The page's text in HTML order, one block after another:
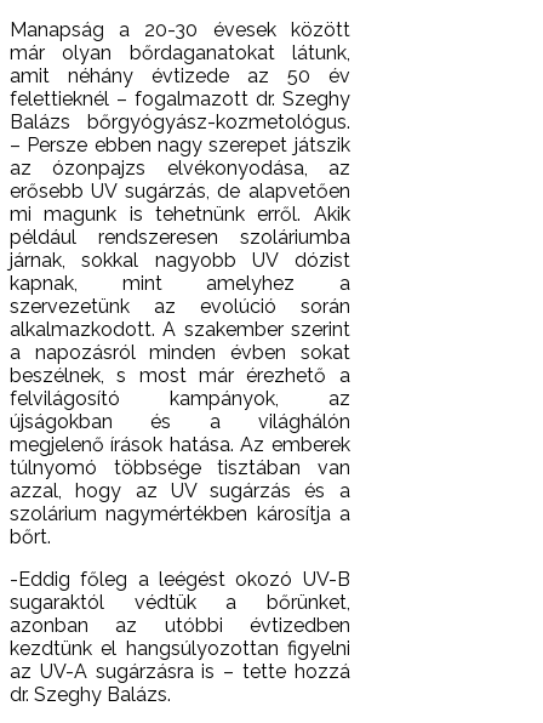
Manapság a 20-30 évesek között
már olyan bőrdaganatokat látunk,
amit néhány évtizede az 50 év
felettieknél – fogalmazott dr. Szeghy
Balázs bőrgyógyász-kozmetológus.
– Persze ebben nagy szerepet játszik
az ózonpajzs elvékonyodása, az
erősebb UV sugárzás, de alapvetően
mi magunk is tehetnünk erről. Akik
például rendszeresen szoláriumba
járnak, sokkal nagyobb UV dózist
kapnak, mint amelyhez a
szervezetünk az evolúció során
alkalmazkodott. A szakember szerint
a napozásról minden évben sokat
beszélnek, s most már érezhető a
felvilágosító kampányok, az
újságokban és a világhálón
megjelenő írások hatása. Az emberek
túlnyomó többsége tisztában van
azzal, hogy az UV sugárzás és a
szolárium nagymértékben károsítja a
bőrt.
-Eddig főleg a leégést okozó UV-B
sugaraktól védtük a bőrünket,
azonban az utóbbi évtizedben
kezdtünk el hangsúlyozottan figyelni
az UV-A sugárzásra is – tette hozzá
dr. Szeghy Balázs.